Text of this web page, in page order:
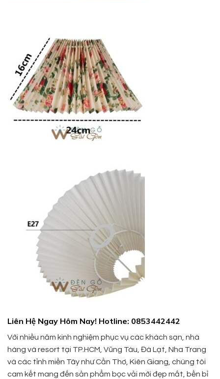
Liên Hệ Ngay Hôm Nay! Hotline: 0853442442
Với nhiều năm kinh nghiệm phục vụ các khách sạn, nhà
hàng và resort tại TP.HCM, Vũng Tàu, Đà Lạt, Nha Trang
và các tỉnh miền Tây như Cần Thơ, Kiên Giang, chúng tôi
cam kết mang đến sản phẩm bọc vải mới đẹp mắt, bền bỉ